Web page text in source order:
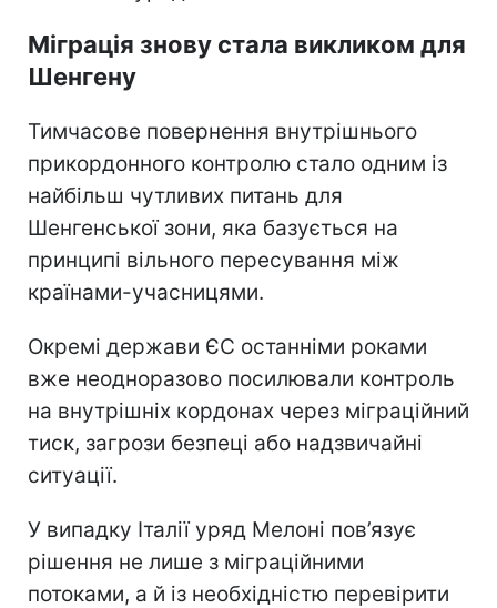
Міграція знову стала викликом для
Шенгену
Тимчасове повернення внутрішнього
прикордонного контролю стало одним із
найбільш чутливих питань для
Шенгенської зони, яка базується на
принципі вільного пересування між
країнами-учасницями.
Окремі держави ЄС останніми роками
вже неодноразово посилювали контроль
на внутрішніх кордонах через міграційний
тиск, загрози безпеці або надзвичайні
ситуації.
У випадку Італії уряд Мелоні пов’язує
рішення не лише з міграційними
потоками, а й із необхідністю перевірити